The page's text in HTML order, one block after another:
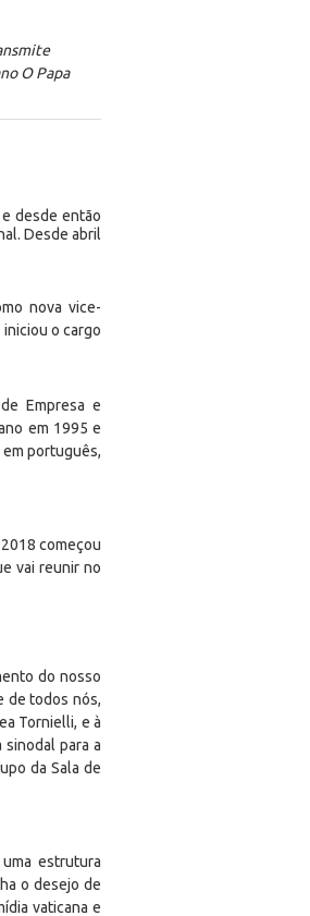
O Papa
desde então
Desde abril
nova vice-
o cargo
Empresa e
em 1995 e
português,
começou
vai reunir no
do nosso
de todos nós,
Tornielli, e à
sinodal para a
da Sala de
estrutura
o desejo de
vaticana e